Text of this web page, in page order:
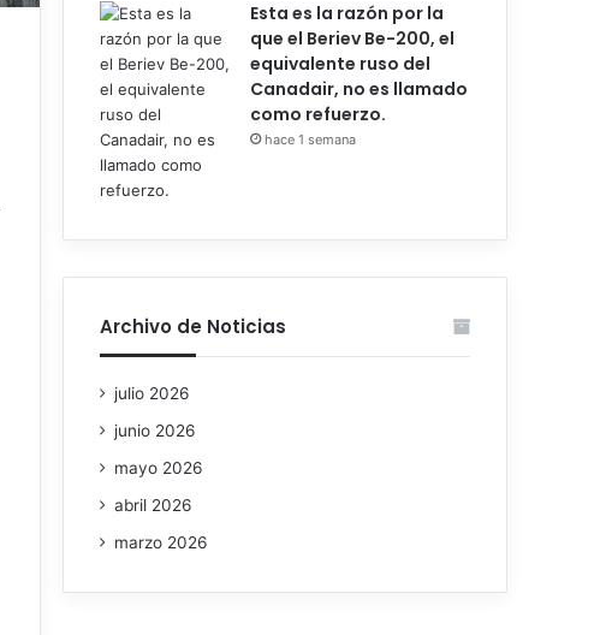
Esta es la razón por la
que el Beriev Be-200, el
equivalente ruso del
Canadair, no es llamado
como refuerzo.
hace 1 semana
Archivo de Noticias
julio 2026
junio 2026
mayo 2026
abril 2026
marzo 2026